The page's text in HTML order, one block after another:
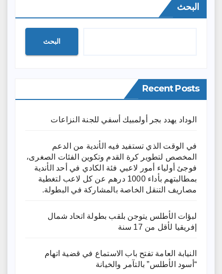
البحث
البحث
Recent Posts
الوداد يهدد بجر أولمبيك أسفي للجنة النزاعات
في الوقت الذي تستفيد فيه الأندية من الدعم
المخصص لتطوير كرة القدم وتكوين الفئات الصغرى،
فوجئ أولياء أمور لاعبي فئة الكادي في أحد الأندية
بمطالبتهم بأداء 1000 درهم عن كل لاعب لتغطية
مصاريف التنقل الخاصة بالمشاركة في البطولة.
لبؤات الأطلس يتوجن بلقب بطولة اتحاد شمال
إفريقيا لأقل من 17 سنة
النيابة العامة تفتح باب الاستماع في قضية اتهام
“أسود الأطلس” بالتآمر والخيانة